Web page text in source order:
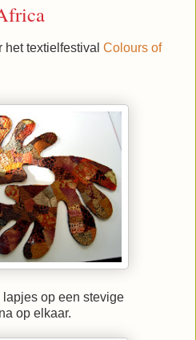
textielfestival Colours of
op een stevige
op elkaar.